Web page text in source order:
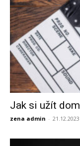
Jak si užít
zena admin - 21.12.2023